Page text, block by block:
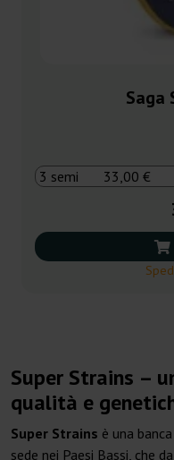
Saga
Super Strains –
qualità e
Super Strains è una
sede nei Paesi Bassi, che